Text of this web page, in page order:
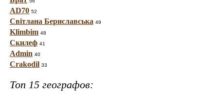
AD70 52
Світлана Бериславська 49
Klimbim 48
Скилеф 41
Admin 40
Crakodil 33
Топ 15 географов: